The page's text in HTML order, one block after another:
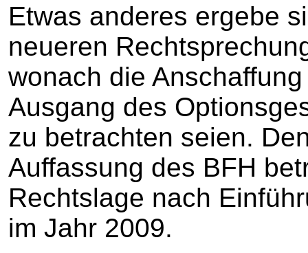
Etwas anderes ergebe
neueren
wonach die
Ausgang des
zu betrachten seien.
Auffassung des BFH
Rechtslage nach
im Jahr 2009.